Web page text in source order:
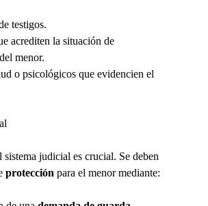
testigos.
acrediten la situación de
menor.
o psicológicos que evidencien el
judicial es crucial. Se deben
protección para el menor mediante: